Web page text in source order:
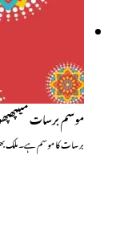
موسم برسات
برسات کا موسم ہے۔ ملک